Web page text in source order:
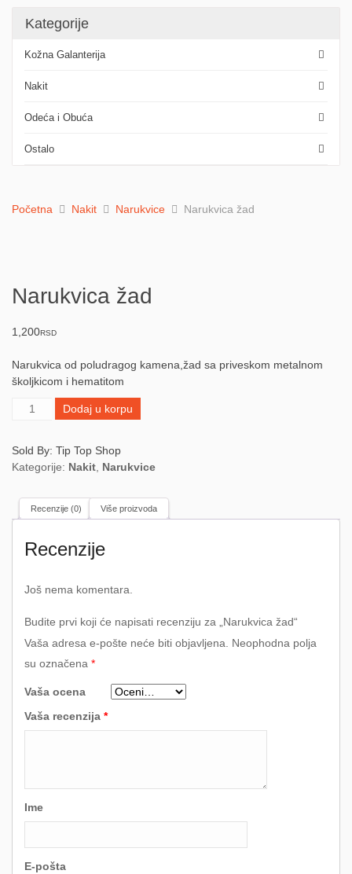
Kategorije
Kožna Galanterija
Nakit
Odeća i Obuća
Ostalo
Početna Nakit Narukvice Narukvica žad
Narukvica žad
1,200RSD
Narukvica od poludragog kamena,žad sa priveskom metalnom
školjkicom i hematitom
NarukvicaDodaj u korpu
Sold By: Tip Top Shop
Kategorije: Nakit, Narukvice
Recenzije (0) Više proizvoda
Recenzije
Još nema komentara.
Budite prvi koji će napisati recenziju za „Narukvica žad“
Vaša adresa e-pošte neće biti objavljena.
Neophodna polja
su označena *
Vaša ocena
Vaša recenzija *
Ime
E-pošta